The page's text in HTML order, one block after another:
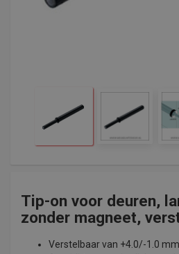
Tip-on voor deuren,
zonder magneet,
Verstelbaar van +4.0/-1.0 mm.